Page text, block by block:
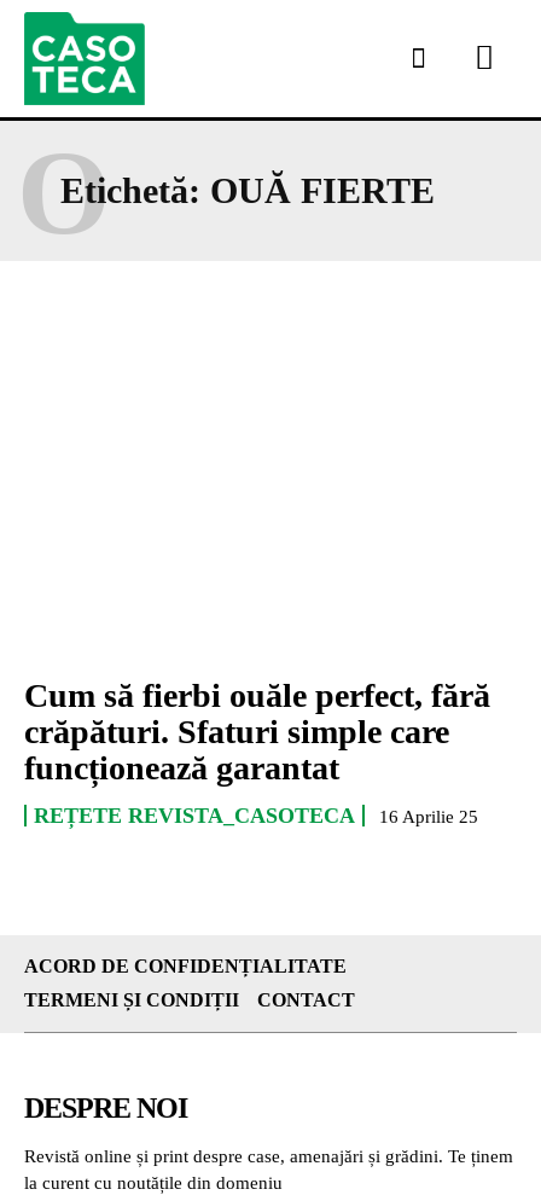
Etichetă: OUĂ FIERTE
O
Cum să fierbi ouăle perfect, fără
crăpături. Sfaturi simple care
funcționează garantat
REȚETE REVISTA_CASOTECA 16 Aprilie 25
ACORD DE CONFIDENȚIALITATE
TERMENI ȘI CONDIȚII
CONTACT
DESPRE NOI
Revistă online și print despre case, amenajări și grădini. Te ținem
la curent cu noutățile din domeniu